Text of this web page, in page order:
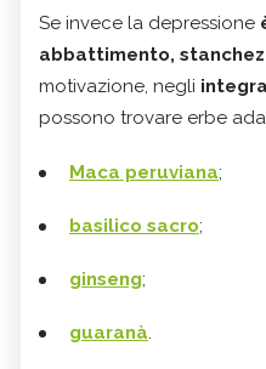
Se invece la depressione
abbattimento,
motivazione, negli
possono trovare erbe
Maca peruviana;
basilico sacro;
ginseng;
guaranà.